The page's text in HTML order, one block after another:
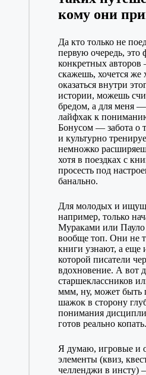
кому они
Да кто только не
первую очередь, это
конкретных
скажешь, хочется же
оказаться внутри
истории, можешь
бредом, а для меня —
лайфхак к
Бонусом — забота о
и культурно
немножко
хотя в поездках с
просесть под
банально.
Для молодых и
например, только
Мураками или
вообще топ. Они не
книги узнают, а еще
которой писатели
вдохновение. А вот
старшеклассников
ммм, ну, может быть
шажок в сторону
понимания
готов реально копать.
Я думаю, игровые и
элементы (квиз,
челленджи в инсту)